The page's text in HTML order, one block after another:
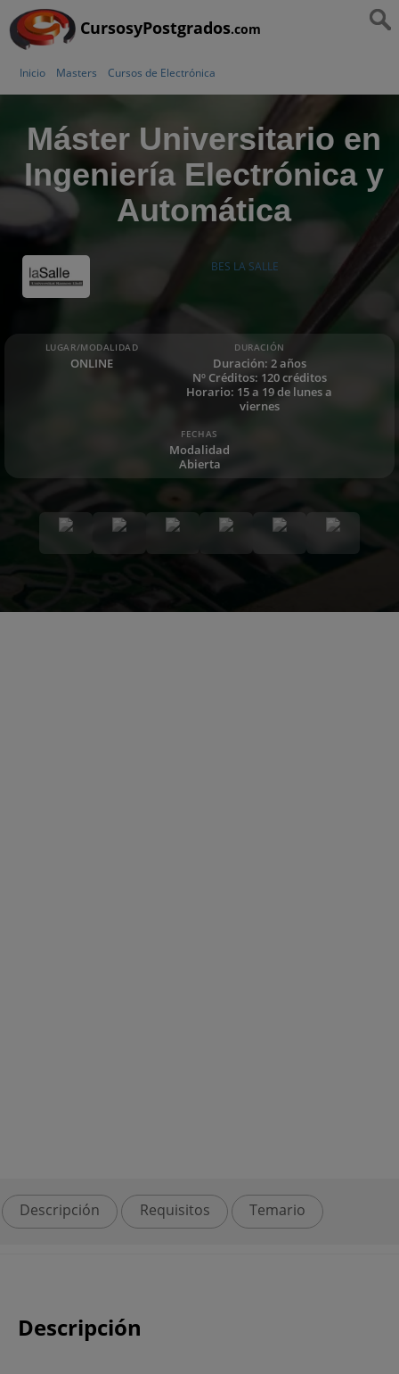
CursosyPostgrados.com
Inicio Masters Cursos de Electrónica
Máster Universitario en
Ingeniería Electrónica y
Automática
BES LA SALLE
LUGAR/MODALIDAD
ONLINE
DURACIÓN
Duración: 2 años
Nº Créditos: 120 créditos
Horario: 15 a 19 de lunes a
viernes
FECHAS
Modalidad
Abierta
Descripción Requisitos Temario
Descripción